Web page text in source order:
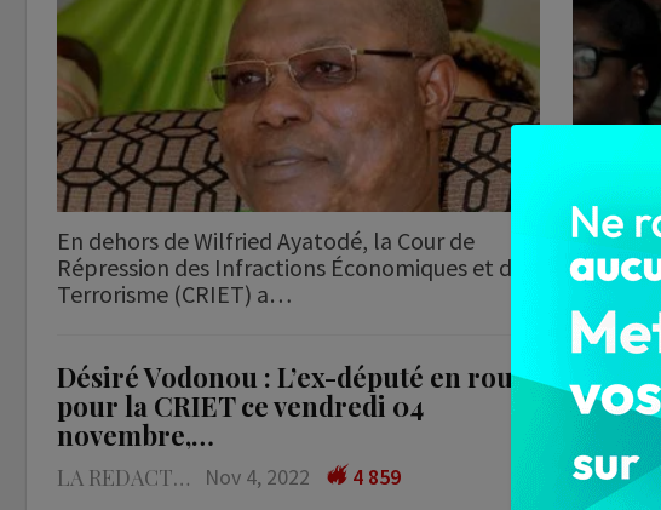
En dehors de Wilfried Ayatodé, la Cour de
Répression des Infractions Économiques et du
Terrorisme (CRIET) a…
L’ex-
prison
Désiré Vodonou : L’ex-député en route
pour la CRIET ce vendredi 04
novembre,…
LA REDACTION Nov 4, 2022
4 859
Affaire